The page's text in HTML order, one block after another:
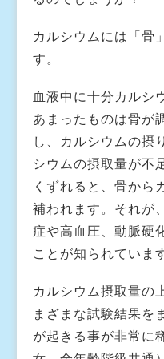
カルシウムには「骨
す。
血液中に十分カルシ
あまったものは骨が
し、カルシウムの摂
シウムの摂取量が不
くずれると、骨から
補われます。それが
症や高血圧、動脈硬
ことが知られていま
カルシウム摂取量の
まざまな試験結果を
が起きる事が非常に